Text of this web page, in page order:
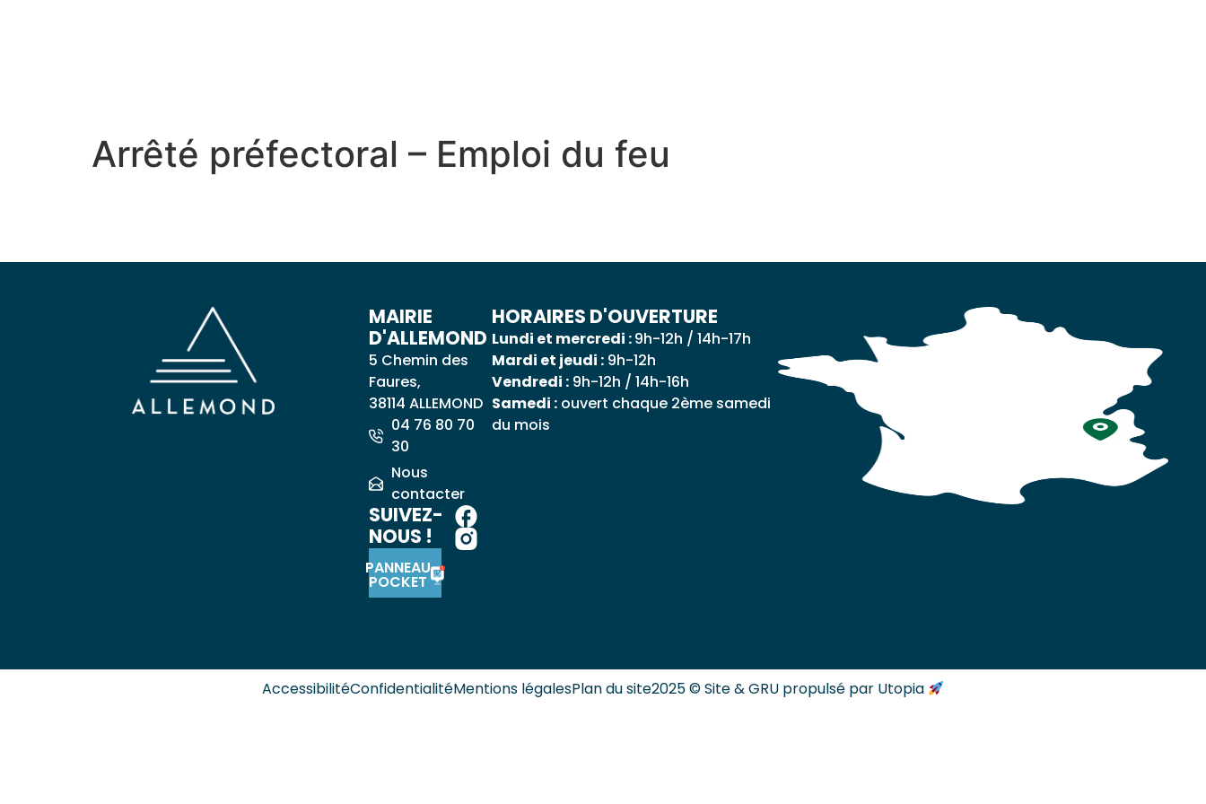
Arrêté préfectoral – Emploi du feu
MAIRIE
D'ALLEMOND
5 Chemin des
Faures,
38114 ALLEMOND
04 76 80 70
30
Nous
contacter
SUIVEZ-
NOUS !
PANNEAU
POCKET
HORAIRES D'OUVERTURE
Lundi et mercredi :9h-12h / 14h-17h
Mardi et jeudi :9h-12h
Vendredi :9h-12h / 14h-16h
Samedi :ouvert chaque 2ème samedi
du mois
AccessibilitéConfidentialitéMentions légalesPlan du site2025 © Site & GRU propulsé par Utopia